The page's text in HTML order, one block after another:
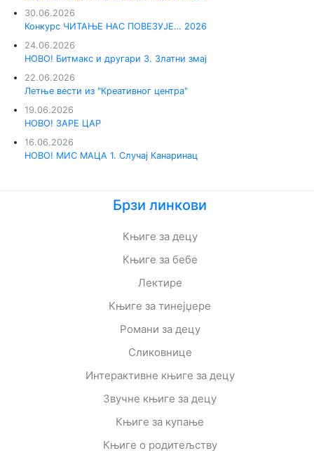
30.06.2026
Конкурс ЧИТАЊЕ НАС ПОВЕЗУЈЕ… 2026
24.06.2026
НОВО! Битмакс и другари 3. Златни змај
22.06.2026
Летње вести из "Креативног центра"
19.06.2026
НОВО! ЗАРЕ ЦАР
16.06.2026
НОВО! МИС МАЦА 1. Случај Канаринац
Брзи линкови
Књиге за децу
Књиге за бебе
Лектире
Књиге за тинејџере
Романи за децу
Сликовнице
Интерактивне књиге за децу
Звучне књиге за децу
Књиге за купање
Књиге о родитељству